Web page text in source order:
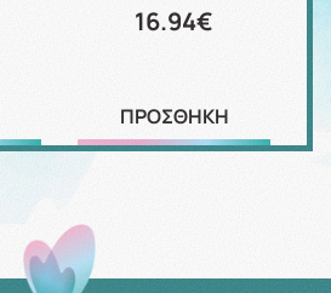
16.94€
ΠΡΟΣΘΗΚΗ